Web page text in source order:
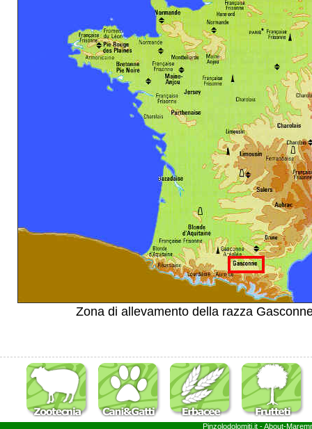
Zona di allevamento della razza
Pinzolodolomiti.it - About-